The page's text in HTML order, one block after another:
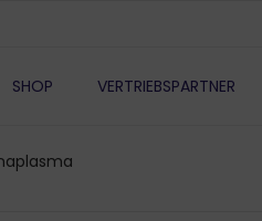
SHOP VERTRIEBSPARTNER